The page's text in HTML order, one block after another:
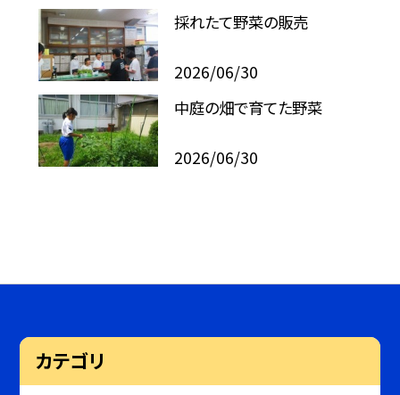
採れたて野菜の販売
2026/06/30
中庭の畑で育てた野菜
2026/06/30
カテゴリ